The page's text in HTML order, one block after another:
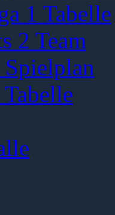
1 Tabelle
2 Team